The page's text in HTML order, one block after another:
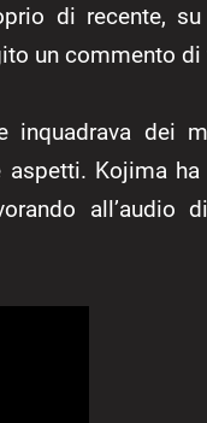
di recente,
un commento
inquadrava dei
aspetti. Kojima
all’audio